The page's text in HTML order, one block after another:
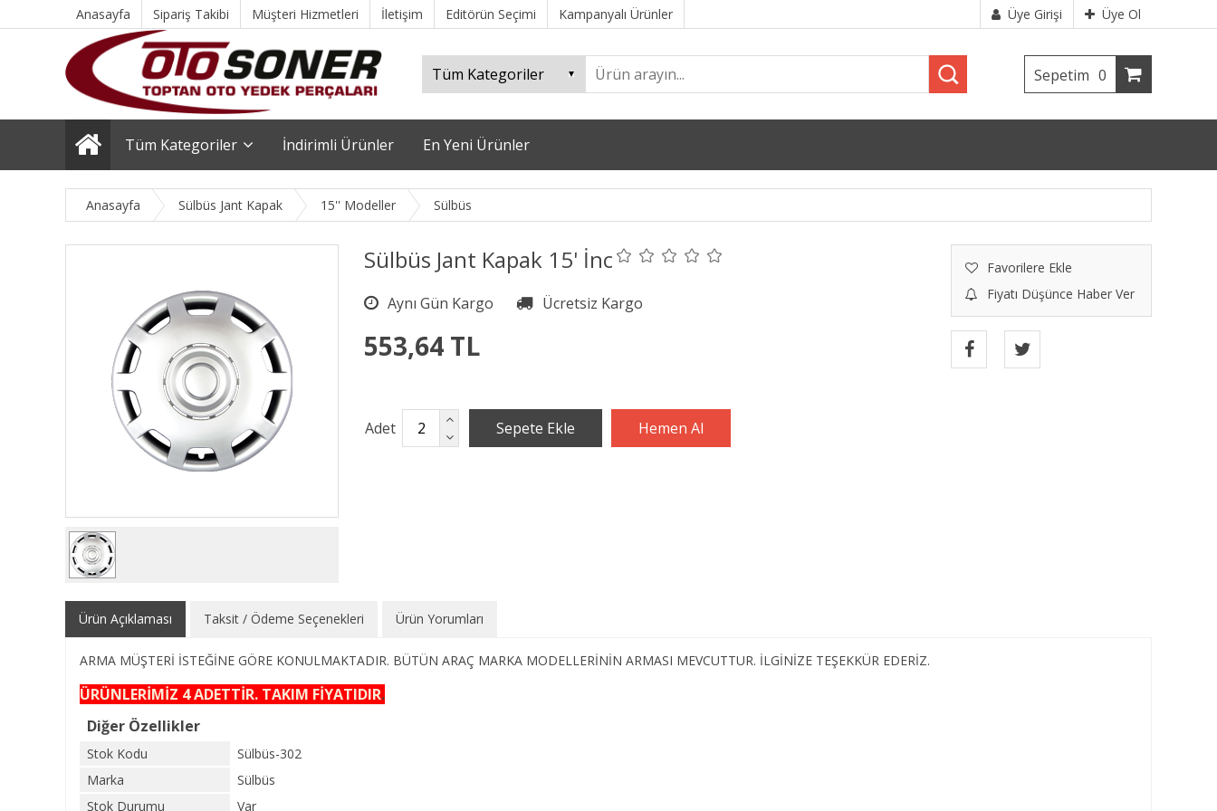
Anasayfa Sipariş Takibi Müşteri Hizmetleri İletişim Editörün Seçimi Kampanyalı Ürünler Üye Girişi Üye Ol
Sepetim 0
Tüm Kategoriler İndirimli Ürünler En Yeni Ürünler
Anasayfa Sülbüs Jant Kapak 15'' Modeller Sülbüs
Sülbüs Jant Kapak 15' İnc
Favorilere Ekle
Fiyatı Düşünce Haber Ver
553,64 TL
Adet
Ürün Açıklaması Taksit / Ödeme Seçenekleri Ürün Yorumları
ARMA MÜŞTERİ İSTEĞİNE GÖRE KONULMAKTADIR. BÜTÜN ARAÇ MARKA MODELLERİNİN ARMASI MEVCUTTUR. İLGİNİZE TEŞEKKÜR EDERİZ.
ÜRÜNLERİMİZ 4 ADETTİR. TAKIM FİYATIDIR.
Diğer Özellikler
Stok Kodu
Sülbüs-302
Marka
Sülbüs
Stok Durumu
Var